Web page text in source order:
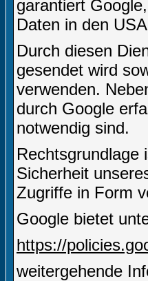
garantiert
Daten in den
Durch diesen
gesendet wird
verwenden.
durch Google
notwendig sind.
Rechtsgrundlage
Sicherheit
Zugriffe in Form
Google bietet
https://
weitergehende